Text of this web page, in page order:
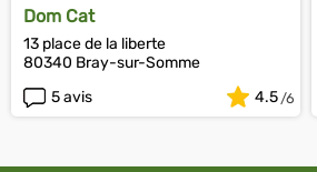
Dom Cat
13 place de la liberte
80340 Bray-sur-Somme
5 avis
4.5